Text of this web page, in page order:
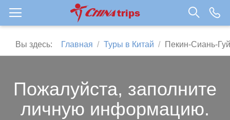
Вы здесь: Главная Туры в Китай Пекин-Сиань-
Пожалуйста, заполните
личную информацию.